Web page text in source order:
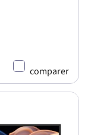
comparer